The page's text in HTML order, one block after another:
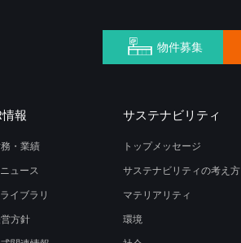
物件募集
情報
・業績
ュース
イブラリ
方針
サステナビリティ
トップメッセージ
サステナビリティの考え方
マテリアリティ
環境